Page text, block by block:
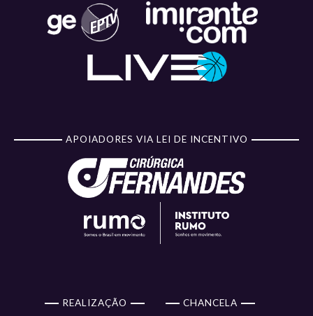
APOIADORES VIA LEI DE INCENTIVO
REALIZAÇÃO CHANCELA